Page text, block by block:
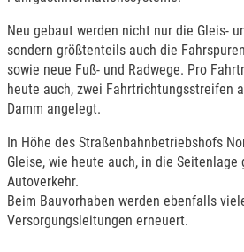
Neu gebaut werden nicht nur die Gleis-
sondern größtenteils auch die
sowie neue Fuß- und Radwege. Pro
heute auch, zwei Fahrtrichtungsstreifen
Damm angelegt.
In Höhe des Straßenbahnbetriebshofs
Gleise, wie heute auch, in die Seitenlage
Autoverkehr.
Beim Bauvorhaben werden ebenfalls
Versorgungsleitungen erneuert.